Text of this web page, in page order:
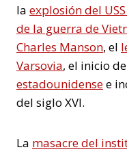
la explosión del
de la guerra de
Charles Manson, el
Varsovia, el inicio
estadounidensee
del siglo XVI.
La masacre del